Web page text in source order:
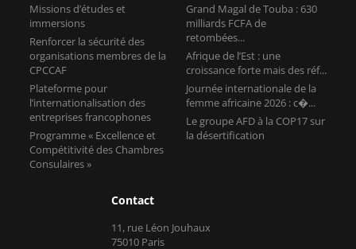
Missions d’études et
immersions
Renforcer la sécurité des
organisations membres de la
CPCCAF
Plateforme pour
l’internationalisation des
entreprises francophones
Programme « Excellence et
Compétitivité des Chambres
Consulaires »
Grand Magal de Touba : 630
milliards FCFA de
retombées...
Afrique de l’Est : une
croissance forte mais des réf...
Journée internationale de la
femme africaine 2026 : c�...
Le groupe AFD à la COP17 sur
la désertification
Contact
11, rue Léon Jouhaux
75010 Paris